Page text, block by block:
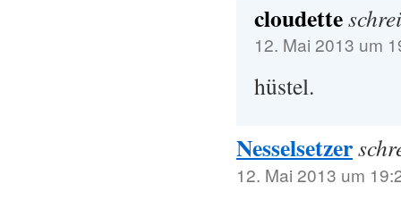
cloudette
12. Mai 2013 um
hüstel.
Nesselsetzer
12. Mai 2013 um